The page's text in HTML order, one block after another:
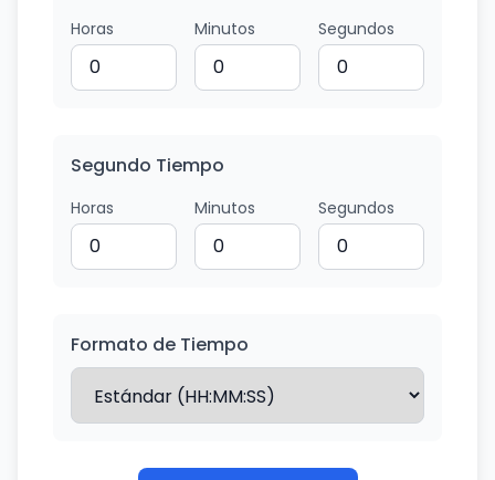
Horas Minutos Segundos
Segundo Tiempo
Horas Minutos Segundos
Formato de Tiempo